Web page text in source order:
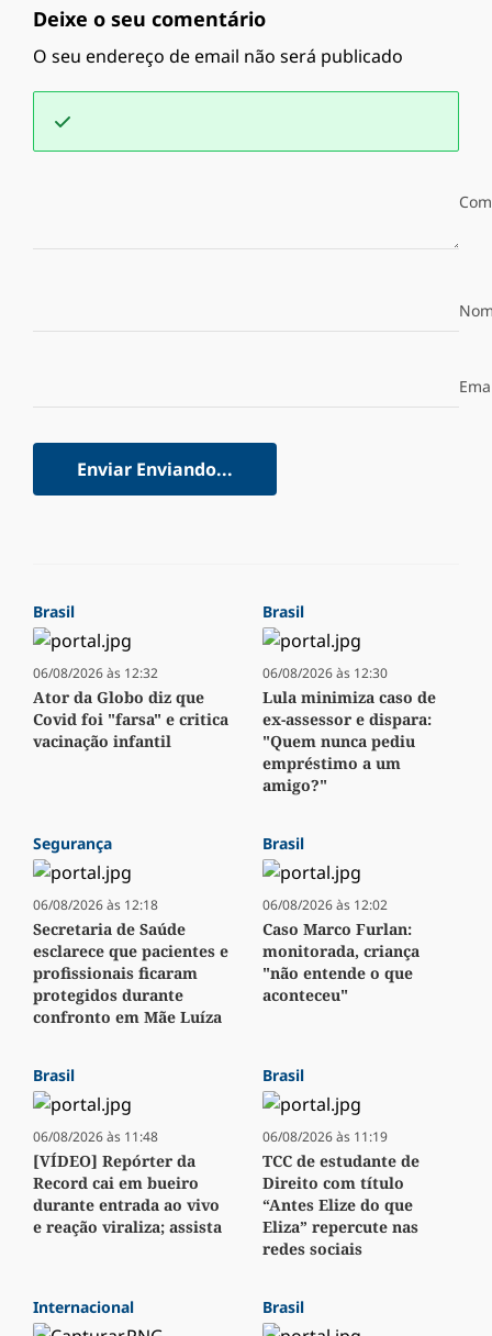
Deixe o seu comentário
O seu endereço de email não será publicado
Enviar Enviando...
Brasil
06/08/2026 às 12:32
Ator da Globo diz que
Covid foi "farsa" e critica
vacinação infantil
Brasil
06/08/2026 às 12:30
Lula minimiza caso de
ex-assessor e dispara:
"Quem nunca pediu
empréstimo a um
amigo?"
Segurança
06/08/2026 às 12:18
Secretaria de Saúde
esclarece que pacientes e
profissionais ficaram
protegidos durante
confronto em Mãe Luíza
Brasil
06/08/2026 às 12:02
Caso Marco Furlan:
monitorada, criança
"não entende o que
aconteceu"
Brasil
06/08/2026 às 11:48
[VÍDEO] Repórter da
Record cai em bueiro
durante entrada ao vivo
e reação viraliza; assista
Brasil
06/08/2026 às 11:19
TCC de estudante de
Direito com título
“Antes Elize do que
Eliza” repercute nas
redes sociais
Internacional Brasil